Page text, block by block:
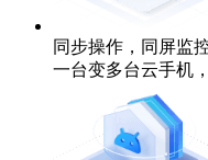
同步操作，同屏监
一台变多台云手机